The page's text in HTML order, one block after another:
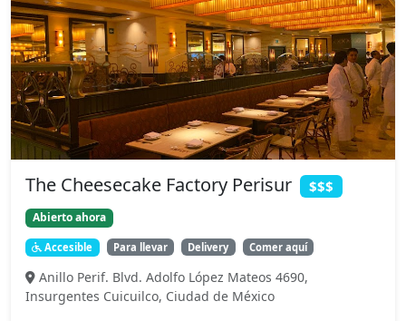
The Cheesecake Factory Perisur $$$
Abierto ahora
Accesible Para llevar Delivery Comer aquí
Anillo Perif. Blvd. Adolfo López Mateos 4690,
Insurgentes Cuicuilco, Ciudad de México